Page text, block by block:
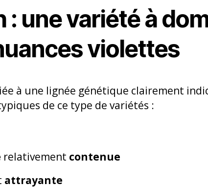
: une variété à
violettes
à une lignée génétique clairement
de ce type de variétés :
relativement contenue
attrayante